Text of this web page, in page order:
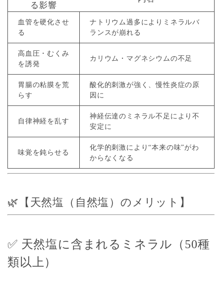
る影響
血管を硬化させ
る
ナトリウム過多によりミネラルバ
ランスが崩れる
高血圧・むくみ
を誘発
カリウム・マグネシウムの不足
胃腸の粘膜を荒
らす
酸化的刺激が強く、慢性炎症の原
因に
自律神経を乱す
神経伝達のミネラル不足により不
安定に
味覚を鈍らせる
化学的刺激により“本来の味”がわ
からなくなる
🌿【天然塩（自然塩）のメリット】
✅ 天然塩に含まれるミネラル（50種
類以上）